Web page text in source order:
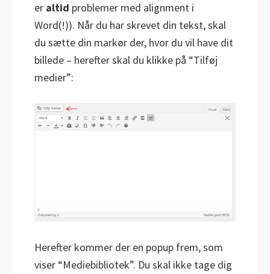
er altid problemer med alignment i
Word(!)). Når du har skrevet din tekst, skal
du sætte din markør der, hvor du vil have dit
billede – herefter skal du klikke på “Tilføj
medier”:
Herefter kommer der en popup frem, som
viser “Mediebibliotek”. Du skal ikke tage dig